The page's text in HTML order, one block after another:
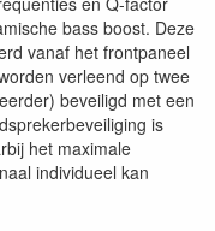
bass boost. Deze
vanaf het frontpaneel
verleend op twee
beveiligd met een
is
het maximale
individueel kan